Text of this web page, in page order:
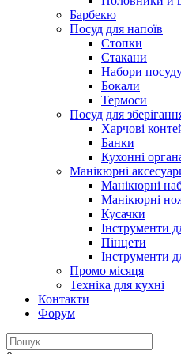
Барбекю
Посуд для напоїв
Стопки
Стакани
Набори
Бокали
Термоси
Посуд для
Харчові
Банки
Кухонні
Манікюрні
Манікюрні
Манікюрні
Кусачки
Інструменти
Пінцети
Інструменти
Промо місяця
Техніка для кухні
Контакти
Форум